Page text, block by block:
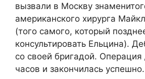
вызвали в Москву
американского хирурга
(того самого, который
консультировать Ельцина).
со своей бригадой.
часов и закончилась успешно.